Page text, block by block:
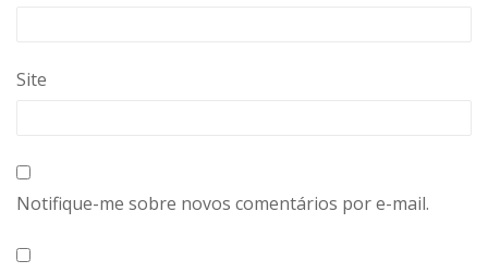
Site
Notifique-me sobre novos comentários por e-mail.